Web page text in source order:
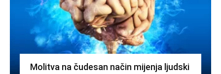
Molitva na čudesan način mijenja ljudski